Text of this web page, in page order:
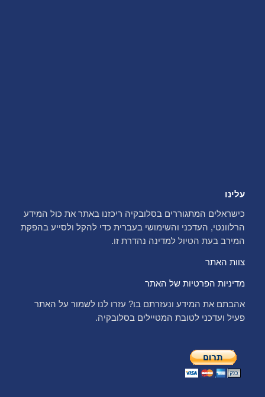
עלינו
כישראלים המתגוררים בסלובקיה ריכזנו באתר את כול המידע
הרלוונטי, העדכני והשימושי בעברית כדי להקל ולסייע בהפקת
המירב בעת הטיול למדינה נהדרת זו.
צוות האתר
מדיניות הפרטיות של האתר
אהבתם את המידע ונעזרתם בו? עזרו לנו לשמור על האתר
פעיל ועדכני לטובת המטיילים בסלובקיה.